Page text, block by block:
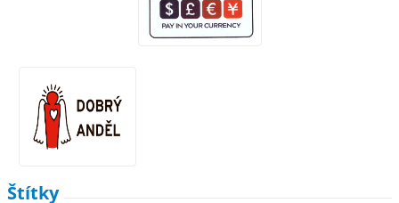
Štítky